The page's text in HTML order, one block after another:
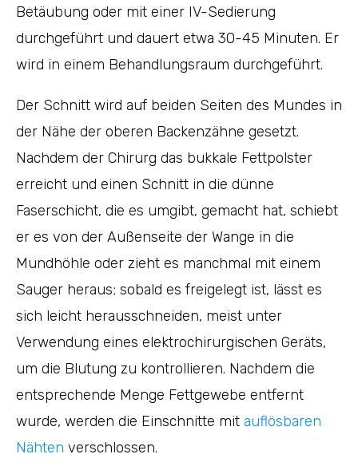
Betäubung oder mit einer IV-Sedierung
durchgeführt und dauert etwa 30-45 Minuten. Er
wird in einem Behandlungsraum durchgeführt.
Der Schnitt wird auf beiden Seiten des Mundes in
der Nähe der oberen Backenzähne gesetzt.
Nachdem der Chirurg das bukkale Fettpolster
erreicht und einen Schnitt in die dünne
Faserschicht, die es umgibt, gemacht hat, schiebt
er es von der Außenseite der Wange in die
Mundhöhle oder zieht es manchmal mit einem
Sauger heraus; sobald es freigelegt ist, lässt es
sich leicht herausschneiden, meist unter
Verwendung eines elektrochirurgischen Geräts,
um die Blutung zu kontrollieren. Nachdem die
entsprechende Menge Fettgewebe entfernt
wurde, werden die Einschnitte mit auflösbaren
Nähten verschlossen.